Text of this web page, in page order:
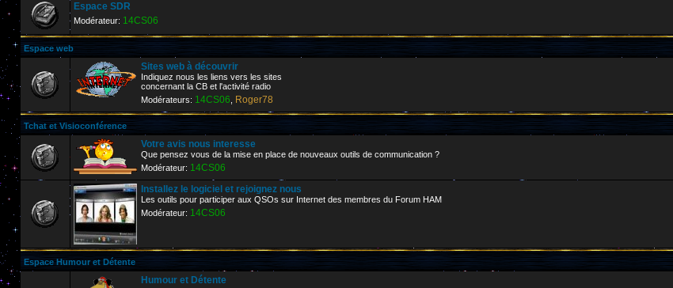
Espace SDR
Modérateur: 14CS06
Espace web
Sites web à découvrir
Indiquez nous les liens vers les sites
concernant la CB et l'activité radio
Modérateurs: 14CS06 Roger78
Tchat et Visioconférence
Votre avis nous interesse
Que pensez vous de la mise en place de nouveaux outils de communication ?
Modérateur: 14CS06
Installez le logiciel et rejoignez nous
Les outils pour participer aux QSOs sur Internet des membres du Forum HAM
Modérateur: 14CS06
Espace Humour et Détente
Humour et Détente